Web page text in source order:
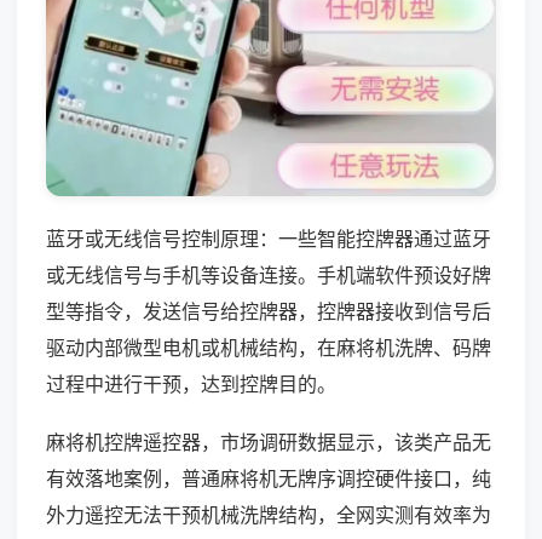
蓝牙或无线信号控制原理：一些智能控牌器通过蓝牙
或无线信号与手机等设备连接。手机端软件预设好牌
型等指令，发送信号给控牌器，控牌器接收到信号后
驱动内部微型电机或机械结构，在麻将机洗牌、码牌
过程中进行干预，达到控牌目的。
麻将机控牌遥控器，市场调研数据显示，该类产品无
有效落地案例，普通麻将机无牌序调控硬件接口，纯
外力遥控无法干预机械洗牌结构，全网实测有效率为